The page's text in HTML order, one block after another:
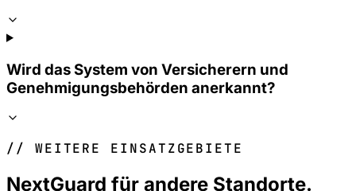
Wird das System von Versicherern und
Genehmigungsbehörden anerkannt?
// WEITERE EINSATZGEBIETE
NextGuard für andere Standorte.